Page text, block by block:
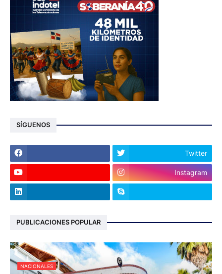
SÍGUENOS
Twitter
Instagram
PUBLICACIONES POPULAR
NACIONALES